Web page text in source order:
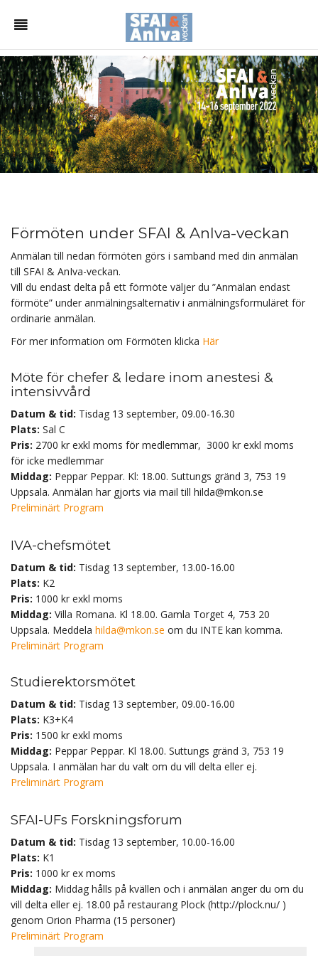
Förmöten under SFAI & AnIva-veckan
Anmälan till nedan förmöten görs i samband med din anmälan
till SFAI & AnIva-veckan.
Vill du endast delta på ett förmöte väljer du ”Anmälan endast
förmöte” under anmälningsalternativ i anmälningsformuläret för
ordinarie anmälan.
För mer information om Förmöten klicka Här
Möte för chefer & ledare inom anestesi &
intensivvård
Datum & tid: Tisdag 13 september, 09.00-16.30
Plats: Sal C
Pris: 2700 kr exkl moms för medlemmar, 3000 kr exkl moms
för icke medlemmar
Middag: Peppar Peppar. Kl: 18.00. Suttungs gränd 3, 753 19
Uppsala. Anmälan har gjorts via mail till hilda@mkon.se
Preliminärt Program
IVA-chefsmötet
Datum & tid: Tisdag 13 september, 13.00-16.00
Plats: K2
Pris: 1000 kr exkl moms
Middag: Villa Romana. Kl 18.00. Gamla Torget 4, 753 20
Uppsala. Meddela hilda@mkon.se om du INTE kan komma.
Preliminärt Program
Studierektorsmötet
Datum & tid: Tisdag 13 september, 09.00-16.00
Plats: K3+K4
Pris: 1500 kr exkl moms
Middag: Peppar Peppar. Kl 18.00. Suttungs gränd 3, 753 19
Uppsala. I anmälan har du valt om du vill delta eller ej.
Preliminärt Program
SFAI-UFs Forskningsforum
Datum & tid: Tisdag 13 september, 10.00-16.00
Plats: K1
Pris: 1000 kr ex moms
Middag: Middag hålls på kvällen och i anmälan anger du om du
vill delta eller ej. 18.00 på restaurang Plock (http://plock.nu/ )
genom Orion Pharma (15 personer)
Preliminärt Program